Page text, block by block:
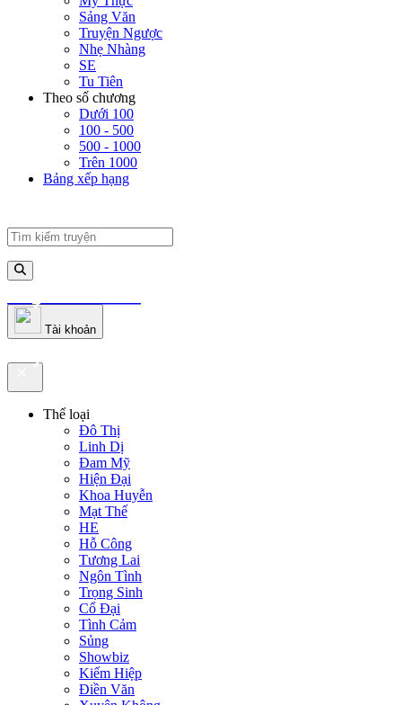
Sảng Văn
Truyện Ngược
Nhẹ Nhàng
SE
Tu Tiên
Theo số chương
Dưới 100
100 - 500
500 - 1000
Trên 1000
Bảng xếp hạng
truyenfullz.com
Tài khoản
truyenfullz.com
Thể loại
Đô Thị
Linh Dị
Đam Mỹ
Hiện Đại
Khoa Huyễn
Mạt Thế
HE
Hỗ Công
Tương Lai
Ngôn Tình
Trọng Sinh
Cổ Đại
Tình Cảm
Sủng
Showbiz
Kiếm Hiệp
Điền Văn